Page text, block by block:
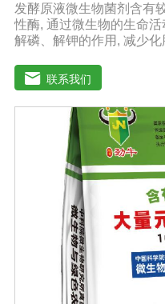
发酵原液微生物菌剂含有
性酶, 通过微生物的生命
解磷、解钾的作用, 减少
刺激调节植物生长; 并且
物质, 可以抑制细菌或真菌
到促进植物生长的作用。
松土壤, 提高土壤通透性
防止板结, 有效解决因连
题。2、解磷解钾、提高
有机质, 减少氨肥的流失;
的化学钾肥、化学磷肥分
善作物品质使用菌剂后,
维生素等有益成分含量有
用。4、增强作物的抗逆
分裂素、生长素等活性物
发育, 增强农作物的抗逆
防、抑制细菌、真菌性病
病、黄萎病、灰葡萄孢、
联系我们